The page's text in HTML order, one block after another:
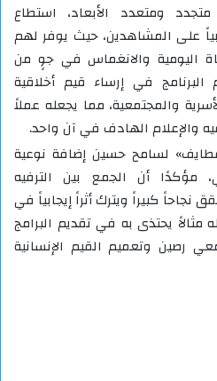
ومتعدد الأبعاد، استطاع
على المشاهدين، حيث يوفر لهم
اليومية والانغماس في جوٍ من
في إرساء قيم أخلاقية
والمجتمعية، مما يجعله عملاً
والإعلام الهادف في آن واحد.
لسامح حسين إضافة نوعية
مؤكدًا أن الجمع بين الترفيه
نجاحاً كبيراً ويترك أثراً إيجابياً في
يحتذى به في تقديم البرامج
رصين وتعميم القيم الإنسانية